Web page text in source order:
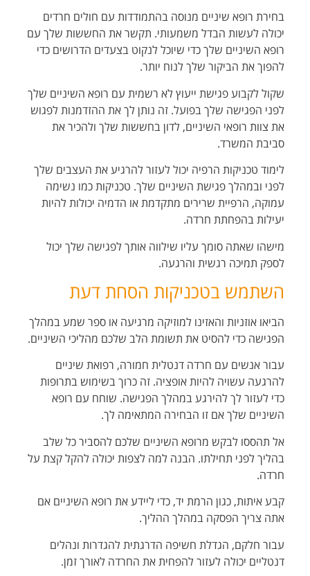
בחירת רופא שיניים מנוסה בהתמודדות עם חולים חרדים
יכולה לעשות הבדל משמעותי. תקשר את החששות שלך עם
רופא השיניים שלך כדי שיוכל לנקוט בצעדים הדרושים כדי
להפוך את הביקור שלך לנוח יותר.
שקול לקבוע פגישת ייעוץ לא רשמית עם רופא השיניים שלך
לפני הפגישה שלך בפועל. זה נותן לךאת ההזדמנות לפגוש
את צוות רופאי השיניים, לדון בחששות שלך ולהכיר את
סביבת המשרד.
לימוד טכניקות הרפיה יכול לעזור להרגיע את העצבים שלך
לפני ובמהלך פגישת השיניים שלך. טכניקות כמו נשימה
עמוקה, הרפיית שרירים מתקדמת או הדמיה יכולות להיות
יעילות בהפחתת חרדה.
מישהו שאתה סומך עליו שילווה אותך לפגישה שלך יכול
לספק תמיכה רגשית והרגעה.
השתמש בטכניקות הסחת דעת
הביאו אוזניות והאזינו למוזיקה מרגיעה או ספר שמע במהלך
הפגישה כדי להסיט את תשומת הלב שלכם מהליכי השיניים.
עבור אנשים עם חרדה דנטלית חמורה, רפואת שיניים
להרגעה עשויה להיות אופציה. זה כרוךבשימוש בתרופות
כדי לעזור לך להירגע במהלך הפגישה. שוחח עם רופא
השיניים שלך אם זו הבחירה המתאימה לך.
אל תהססו לבקש מרופא השיניים שלכם להסביר כל שלב
בהליך לפני תחילתו. הבנה למה לצפות יכולה להקל קצת על
חרדה.
קבע איתות, כגון הרמת יד, כדי ליידע את רופא השיניים אם
אתה צריך הפסקה במהלך ההליך.
עבור חלקם, הגדלת חשיפה הדרגתית להגדרות ונהלים
דנטליים יכולה לעזור להפחית את החרדה לאורך זמן.